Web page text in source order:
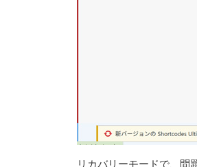
リカバリーモードで、問